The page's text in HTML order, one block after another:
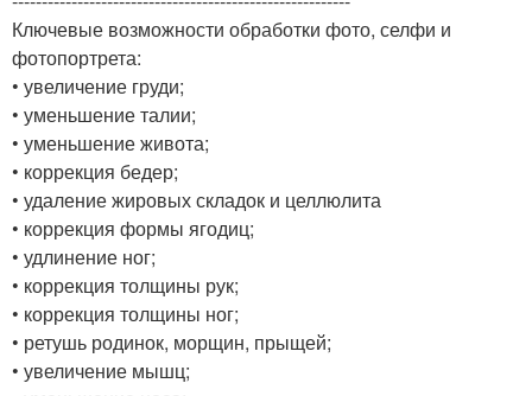
Ключевые возможности обработки фото, селфи и
фотопортрета:
• увеличение груди;
• уменьшение талии;
• уменьшение живота;
• коррекция бедер;
• удаление жировых складок и целлюлита
• коррекция формы ягодиц;
• удлинение ног;
• коррекция толщины рук;
• коррекция толщины ног;
• ретушь родинок, морщин, прыщей;
• увеличение мышц;